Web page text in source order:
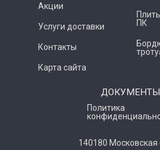
Акции
Услуги доставки
Контакты
Карта сайта
ПК
ДОКУМЕНТЫ
Политика
140180 Московская